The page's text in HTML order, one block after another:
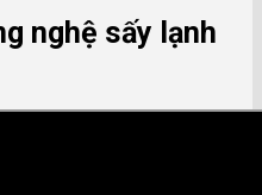
nghệ sấy lạnh